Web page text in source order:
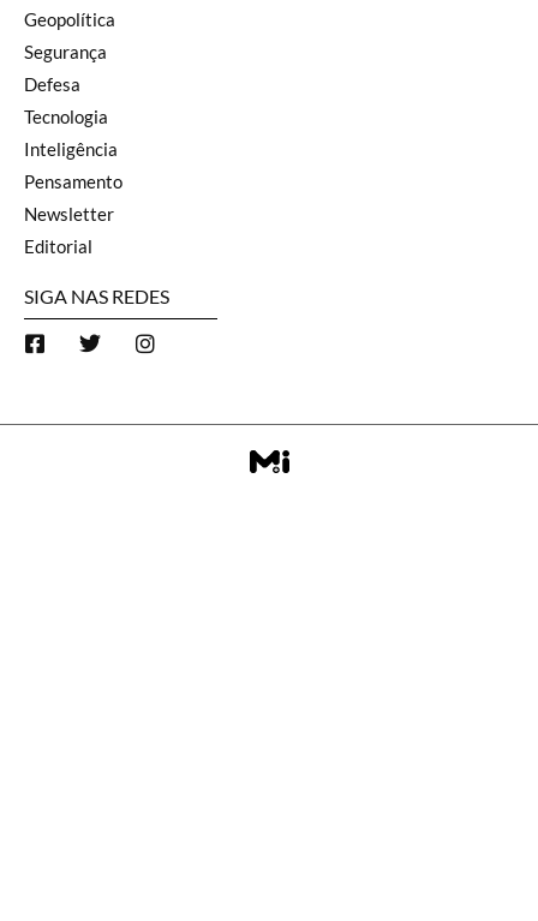
Geopolítica
Segurança
Defesa
Tecnologia
Inteligência
Pensamento
Newsletter
Editorial
SIGA NAS REDES